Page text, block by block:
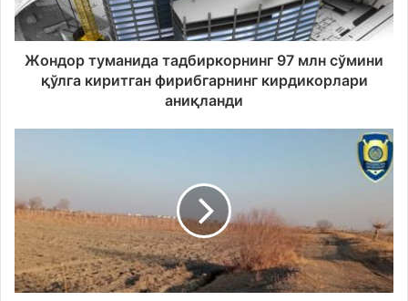
Жондор туманида тадбиркорнинг 97 млн сўмини
қўлга киритган фирибгарнинг кирдикорлари
аниқланди